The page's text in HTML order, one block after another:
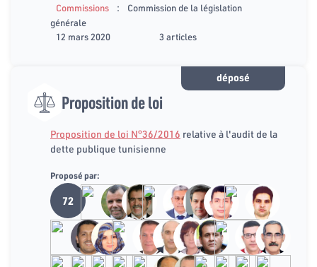
Commissions :
Commission de la législation
générale
12 mars 2020
3 articles
déposé
Proposition de loi
Proposition de loi N°36/2016 relative à l'audit de la
dette publique tunisienne
Proposé par:
72